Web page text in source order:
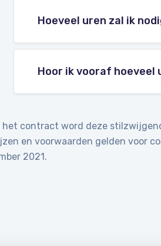
Hoeveel uren zal ik
Hoor ik vooraf
contract word deze
en voorwaarden gelden voor
2021.